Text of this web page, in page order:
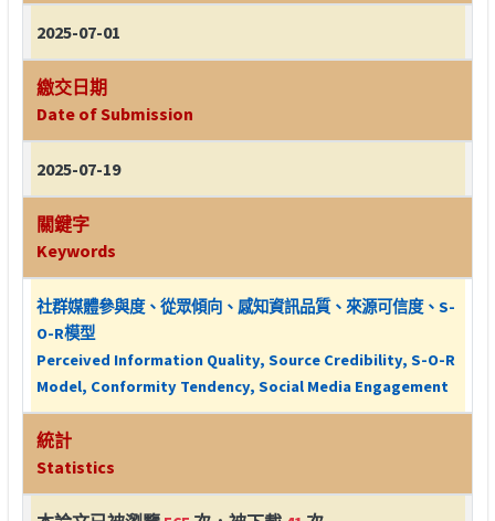
2025-07-01
繳交日期
Date of Submission
2025-07-19
關鍵字
Keywords
社群媒體參與度、從眾傾向、感知資訊品質、來源可信度、S-
O-R模型
Perceived Information Quality, Source Credibility, S-O-R
Model, Conformity Tendency, Social Media Engagement
統計
Statistics